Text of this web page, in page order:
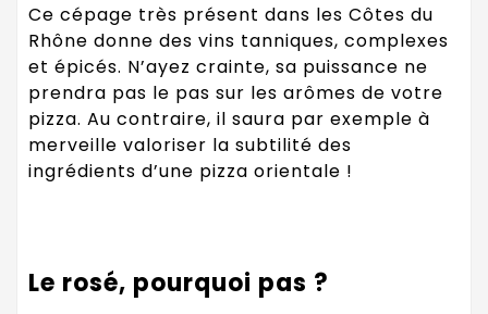
Ce cépage très présent dans les Côtes du
Rhône donne des vins tanniques, complexes
et épicés. N’ayez crainte, sa puissance ne
prendra pas le pas sur les arômes de votre
pizza. Au contraire, il saura par exemple à
merveille valoriser la subtilité des
ingrédients d’une pizza orientale !
Le rosé, pourquoi pas ?